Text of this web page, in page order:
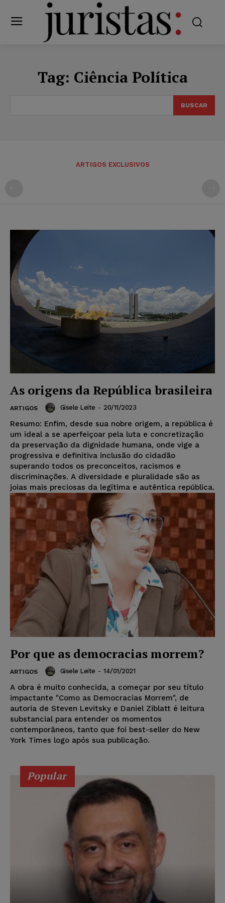
Tag: Ciência Política
BUSCAR
ARTIGOS EXCLUSIVOS
As origens da República brasileira
ARTIGOS Gisele Leite - 20/11/2023
Resumo: Enfim, desde sua nobre origem, a república é
um ideal a se aperfeiçoar pela luta e concretização
da preservação da dignidade humana, onde vige a
progressiva e definitiva inclusão do cidadão
superando todos os preconceitos, racismos e
discriminações. A diversidade e pluralidade são as
joias mais preciosas da legítima e autêntica república.
Por que as democracias morrem?
ARTIGOS Gisele Leite - 14/01/2021
A obra é muito conhecida, a começar por seu título
impactante "Como as Democracias Morrem", de
autoria de Steven Levitsky e Daniel Ziblatt é leitura
substancial para entender os momentos
contemporâneos, tanto que foi best-seller do New
York Times logo após sua publicação.
Popular